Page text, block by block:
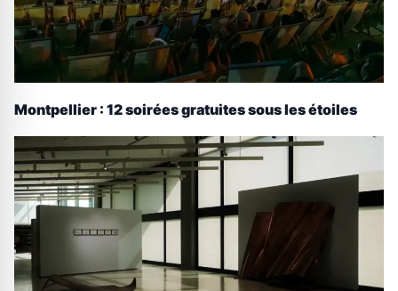
Montpellier : 12 soirées gratuites sous les étoiles